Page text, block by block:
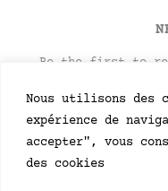
Nous utilisons des
expérience de
accepter", vous
des cookies
Be the first to